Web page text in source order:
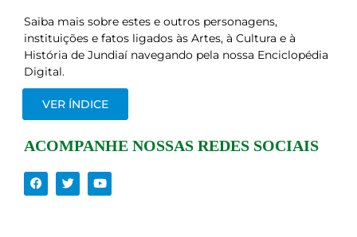
Saiba mais sobre estes e outros personagens,
instituições e fatos ligados às Artes, à Cultura e à
História de Jundiaí navegando pela nossa Enciclopédia
Digital.
VER ÍNDICE
ACOMPANHE NOSSAS REDES SOCIAIS